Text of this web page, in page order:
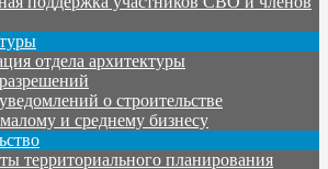
отдела архитектуры
о строительстве
и среднему бизнесу
территориального планирования